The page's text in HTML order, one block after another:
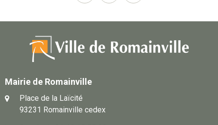
Mairie de Romainville
Place de la Laïcité
93231 Romainville cedex